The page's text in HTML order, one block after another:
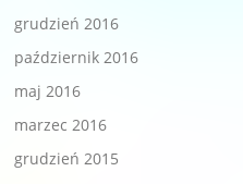
grudzień 2016
październik 2016
maj 2016
marzec 2016
grudzień 2015